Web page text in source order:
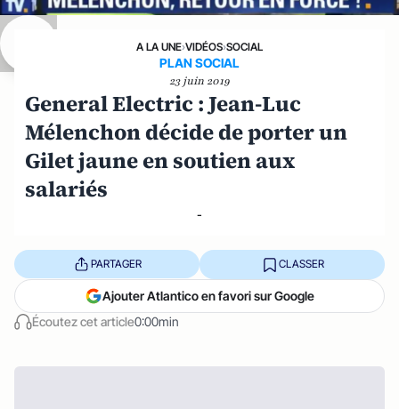
A LA UNE›VIDÉOS›SOCIAL
PLAN SOCIAL
23 juin 2019
General Electric : Jean-Luc
Mélenchon décide de porter un
Gilet jaune en soutien aux
salariés
-
Écoutez cet article0:00min
PARTAGER CLASSER
Ajouter Atlantico en favori sur Google